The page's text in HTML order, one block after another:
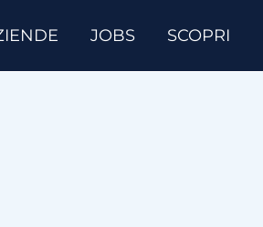
JOBS SCOPRI